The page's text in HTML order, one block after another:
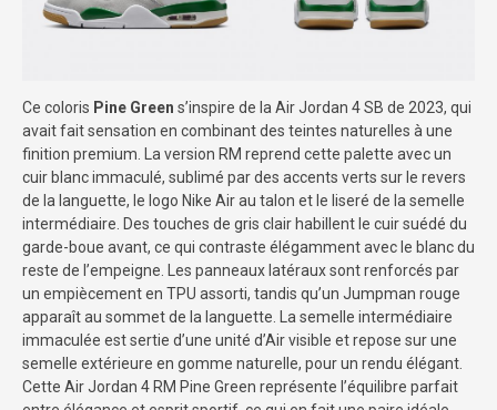
Ce coloris Pine Green s’inspire de la Air Jordan 4 SB de 2023, qui
avait fait sensation en combinant des teintes naturelles à une
finition premium. La version RM reprend cette palette avec un
cuir blanc immaculé, sublimé par des accents verts sur le revers
de la languette, le logo Nike Air au talon et le liseré de la semelle
intermédiaire. Des touches de gris clair habillent le cuir suédé du
garde-boue avant, ce qui contraste élégamment avec le blanc du
reste de l’empeigne. Les panneaux latéraux sont renforcés par
un empiècement en TPU assorti, tandis qu’un Jumpman rouge
apparaît au sommet de la languette. La semelle intermédiaire
immaculée est sertie d’une unité d’Air visible et repose sur une
semelle extérieure en gomme naturelle, pour un rendu élégant.
Cette Air Jordan 4 RM Pine Green représente l’équilibre parfait